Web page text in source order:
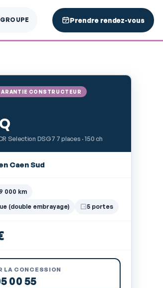
Prendre rendez-vous
CONSTRUCTEUR
Selection DSG7 7 places · 150 ch
Caen Sud
000 km
(double embrayage)
5 portes
LA CONCESSION
00 55